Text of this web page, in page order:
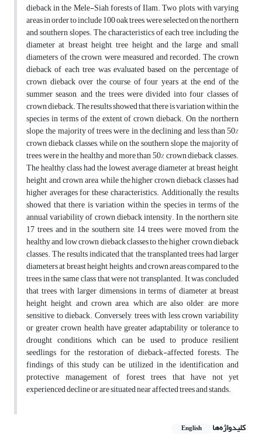
dieback in the Mele-Siah forests of Ilam. Two plots, with varying
areas in order to include 100 oak trees, were selected on the northern
and southern slopes. The characteristics of each tree, including the
diameter at breast height, tree height, and the large and small
diameters of the crown, were measured and recorded. The crown
dieback of each tree was evaluated based on the percentage of
crown dieback over the course of four years at the end of the
summer season, and the trees were divided into four classes of
crown dieback. The results showed that there is variation within the
species in terms of the extent of crown dieback. On the northern
slope, the majority of trees were in the declining and less than 50%
crown dieback classes, while on the southern slope, the majority of
trees were in the healthy and more than 50% crown dieback classes.
The healthy class had the lowest average diameter at breast height,
height, and crown area, while the higher crown dieback classes had
higher averages for these characteristics. Additionally, the results
showed that there is variation within the species in terms of the
annual variability of crown dieback intensity. In the northern site,
17 trees and in the southern site, 14 trees were moved from the
healthy and low crown dieback classes to the higher crown dieback
classes. The results indicated that the transplanted trees had larger
diameters at breast height, heights, and crown areas compared to the
trees in the same class that were not transplanted. It was concluded
that trees with larger dimensions in terms of diameter at breast
height, height, and crown area, which are also older, are more
sensitive to dieback. Conversely, trees with less crown variability
or greater crown health have greater adaptability or tolerance to
drought conditions, which can be used to produce resilient
seedlings for the restoration of dieback-affected forests. The
findings of this study can be utilized in the identification and
protective management of forest trees that have not yet
experienced decline or are situated near affected trees and stands.
کلیدواژه‌ها English